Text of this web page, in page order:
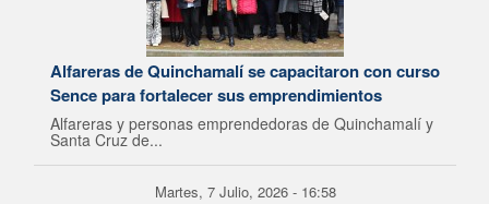
Alfareras de Quinchamalí se capacitaron con curso
Sence para fortalecer sus emprendimientos
Alfareras y personas emprendedoras de Quinchamalí y
Santa Cruz de...
Martes, 7 Julio, 2026 - 16:58